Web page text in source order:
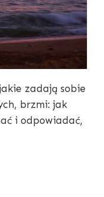
zadają sobie
brzmi: jak
i odpowiadać,